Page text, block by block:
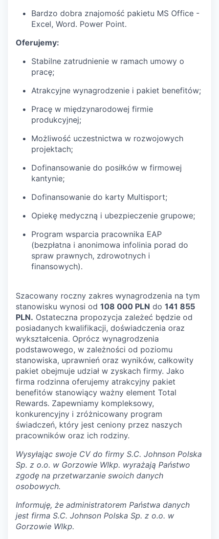
Bardzo dobra znajomość pakietu MS Office -
Excel, Word. Power Point.
Oferujemy:
Stabilne zatrudnienie w ramach umowy o
pracę;
Atrakcyjne wynagrodzenie i pakiet benefitów;
Pracę w międzynarodowej firmie
produkcyjnej;
Możliwość uczestnictwa w rozwojowych
projektach;
Dofinansowanie do posiłków w firmowej
kantynie;
Dofinansowanie do karty Multisport;
Opiekę medyczną i ubezpieczenie grupowe;
Program wsparcia pracownika EAP
(bezpłatna i anonimowa infolinia porad do
spraw prawnych, zdrowotnych i
finansowych).
Szacowany roczny zakres wynagrodzenia na tym
stanowisku wynosi od 108 000 PLN do 141 855
PLN. Ostateczna propozycja zależeć będzie od
posiadanych kwalifikacji, doświadczenia oraz
wykształcenia. Oprócz wynagrodzenia
podstawowego, w zależności od poziomu
stanowiska, uprawnień oraz wyników, całkowity
pakiet obejmuje udział w zyskach firmy. Jako
firma rodzinna oferujemy atrakcyjny pakiet
benefitów stanowiący ważny element Total
Rewards. Zapewniamy kompleksowy,
konkurencyjny i zróżnicowany program
świadczeń, który jest ceniony przez naszych
pracowników oraz ich rodziny.
Wysyłając swoje CV do firmy S.C. Johnson Polska
Sp. z o.o. w Gorzowie Wlkp. wyrażają Państwo
zgodę na przetwarzanie swoich danych
osobowych.
Informuję, że administratorem Państwa danych
jest firma S.C. Johnson Polska Sp. z o.o. w
Gorzowie Wlkp.